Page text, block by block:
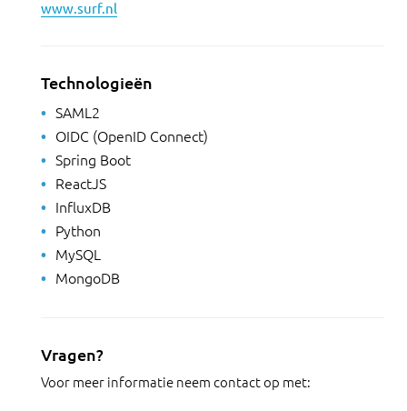
www.surf.nl
Technologieën
SAML2
OIDC (OpenID Connect)
Spring Boot
ReactJS
InfluxDB
Python
MySQL
MongoDB
Vragen?
Voor meer informatie neem contact op met: